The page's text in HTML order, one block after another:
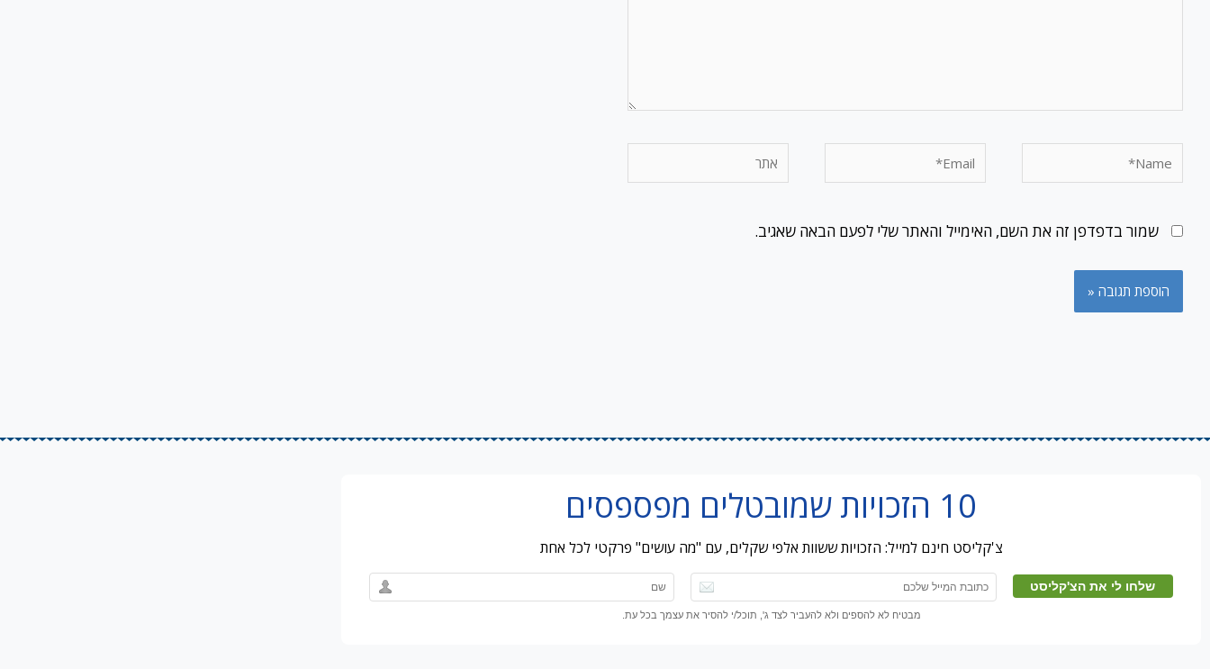
Name*
Email* אתר
שמור בדפדפן זה את השם, האימייל והאתר שלי לפעם הבאה שאגיב.
10 הזכויות שמובטלים מפספסים
צ'קליסט חינם למייל: הזכויות ששוות אלפי שקלים, עם "מה עושים" פרקטי לכל אחת
מבטיח לא להספים ולא להעביר לצד ג', תוכל/י להסיר את עצמך בכל עת.